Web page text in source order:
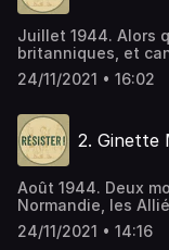
Juillet 1944. Alors
britanniques, et
les résistants de
renforts allemands.
mais elle ne
convoi allemand.
explose, la jeune
24/11/2021 • 16:02
2. Ginette
Août 1944. Deux
Normandie, les
Tours. La
pour freiner les
24/11/2021 • 14:16